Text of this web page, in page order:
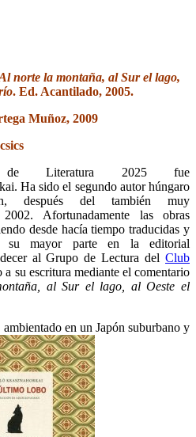
norte la montaña, al Sur el lago,
. Ed. Acantilado, 2005.
Muñoz, 2009
Literatura 2025 fue
Ha sido el segundo autor húngaro
después del también muy
Afortunadamente las obras
desde hacía tiempo traducidas y
su mayor parte en la editorial
al Grupo de Lectura del Club
a su escritura mediante el comentario
al Sur el lago, al Oeste el
en un Japón suburbano y